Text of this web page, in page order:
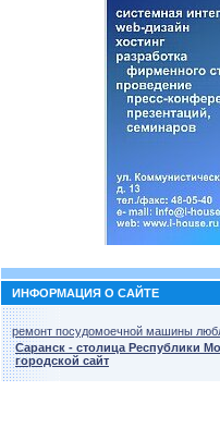
ИНФОРМАЦИЯ О САЙТЕ
ремонт посудомоечной машины
Саранск - столица Республики
городской сайт